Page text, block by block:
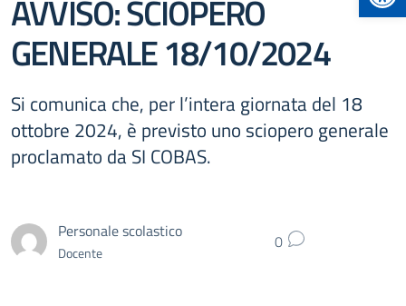
AVVISO: SCIOPERO
GENERALE 18/10/2024
Si comunica che, per l’intera giornata del 18
ottobre 2024, è previsto uno sciopero generale
proclamato da SI COBAS.
Personale scolastico
Docente 0